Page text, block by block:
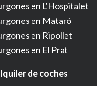
en L'Hospitalet
en Mataró
en Ripollet
en El Prat
de coches